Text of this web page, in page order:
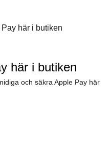
här i butiken
och säkra Apple Pay här